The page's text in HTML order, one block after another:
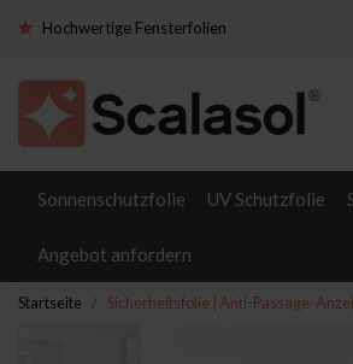
Hochwertige Fensterfolien
Sonnenschutzfolie UV Schutzfolie
Angebot anfordern
Startseite Sicherheitsfolie | Anti-Passage-